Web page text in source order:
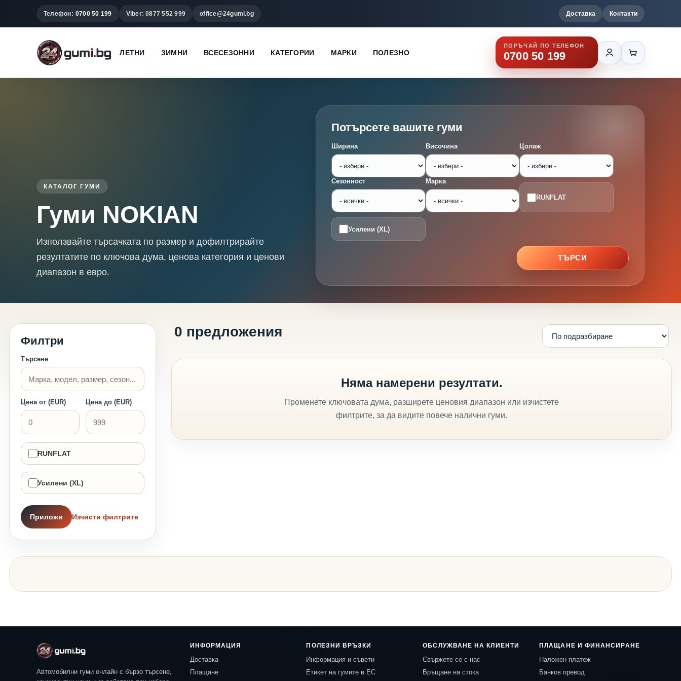
Телефон: 0700 50 199 Viber: 0877 552 999 office@24gumi.bg Доставка Контакти
ЛЕТНИ ЗИМНИ ВСЕСЕЗОННИ КАТЕГОРИИ МАРКИ ПОЛЕЗНО
ПОРЪЧАЙ ПО ТЕЛЕФОН
0700 50 199
КАТАЛОГ ГУМИ
Гуми NOKIAN
Използвайте търсачката по размер и дофилтрирайте
резултатите по ключова дума, ценова категория и ценови
диапазон в евро.
Потърсете вашите гуми
Ширина Височина Цолаж
Сезонност Марка
RUNFLAT
Усилени (XL)
ТЪРСИ
Филтри
Търсене
Цена от (EUR) Цена до (EUR)
RUNFLAT
Усилени (XL)
Приложи Изчисти филтрите
0 предложения
Няма намерени резултати.
Променете ключовата дума, разширете ценовия диапазон или изчистете
филтрите, за да видите повече налични гуми.
Автомобилни гуми онлайн с бързо търсене,
ИНФОРМАЦИЯ
Доставка
Плащане
ПОЛЕЗНИ ВРЪЗКИ
Информация и съвети
Етикет на гумите в ЕС
ОБСЛУЖВАНЕ НА КЛИЕНТИ
Свържете се с нас
Връщане на стока
ПЛАЩАНЕ И ФИНАНСИРАНЕ
Наложен платеж
Банков превод